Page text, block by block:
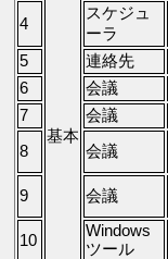
基本
4
スケジュ
ーラ
5 連絡先
6
会議
7
会議
8 会議
9 会議
10
Windows
ツール